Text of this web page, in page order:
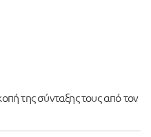
της σύνταξης τους από τον